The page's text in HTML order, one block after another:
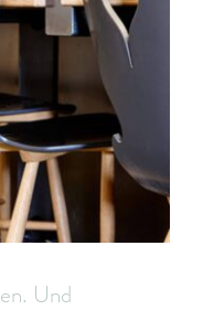
Und